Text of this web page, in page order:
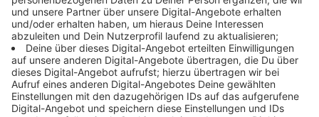
werden die Buslinien 203, 208, 211 und N23 in
Fahrtrichtung Busbahnhof/Leverkusen-Mitte ab heute
auf der oberen Seite des Europarings halten, so die
Stadt weiter. Um in der Weihnachtszeit weniger
Verkehrschaos an dem Parkhaus der Galerie zu haben,
wurde die Haltestelle bislang immer vor die
Einmündung zur Einfahrt Kinopolis verlegt. Ab dem 31.